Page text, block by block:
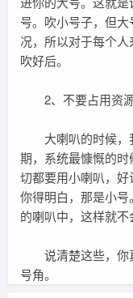
号。吹小号子，但
况，所以对于每个
吹好后。
2、不要占用资源
大喇叭的时候，
期，系统最慷慨的
切都要用小喇叭，好
你得明白，那是小
的喇叭中，这样就不
说清楚这些，你
号角。